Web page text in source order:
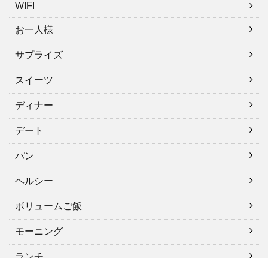
WIFI
お一人様
サプライズ
スイーツ
ディナー
デート
パン
ヘルシー
ボリュームご飯
モーニング